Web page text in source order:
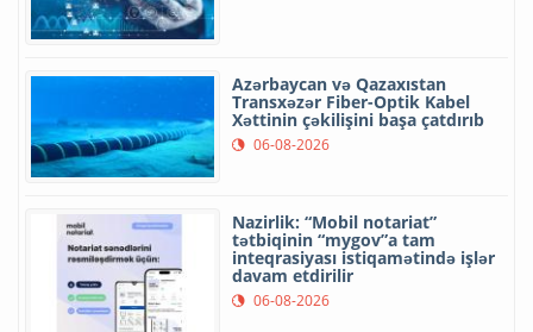
Azərbaycan və Qazaxıstan
Transxəzər Fiber-Optik Kabel
Xəttinin çəkilişini başa çatdırıb
06-08-2026
Nazirlik: “Mobil notariat”
tətbiqinin “mygov”a tam
inteqrasiyası istiqamətində işlər
davam etdirilir
06-08-2026